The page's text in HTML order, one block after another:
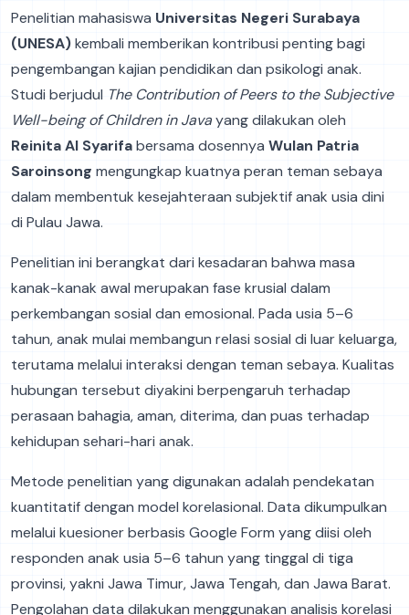
Penelitian mahasiswa Universitas Negeri Surabaya
(UNESA)kembali memberikan kontribusi penting bagi
pengembangan kajian pendidikan dan psikologi anak.
Studi berjudul The Contribution of Peers to the Subjective
Well-being of Children in Javayang dilakukan oleh
Reinita Al Syarifabersama dosennya Wulan Patria
Saroinsong mengungkap kuatnya peran teman sebaya
dalam membentuk kesejahteraan subjektif anak usia dini
di Pulau Jawa.
Penelitian ini berangkat dari kesadaran bahwa masa
kanak-kanak awal merupakan fase krusial dalam
perkembangan sosial dan emosional. Pada usia 5–6
tahun, anak mulai membangun relasi sosial di luar keluarga,
terutama melalui interaksi dengan teman sebaya. Kualitas
hubungan tersebut diyakini berpengaruh terhadap
perasaan bahagia, aman, diterima, dan puas terhadap
kehidupan sehari-hari anak.
Metode penelitian yang digunakan adalah pendekatan
kuantitatif dengan model korelasional. Data dikumpulkan
melalui kuesioner berbasis Google Form yang diisi oleh
responden anak usia 5–6 tahun yang tinggal di tiga
provinsi, yakni Jawa Timur, Jawa Tengah, dan Jawa Barat.
Pengolahan data dilakukan menggunakan analisis korelasi